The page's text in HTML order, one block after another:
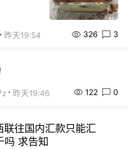
昨天19:54 326 3
昨天19:46 122 0
往国内汇款只能汇
求告知